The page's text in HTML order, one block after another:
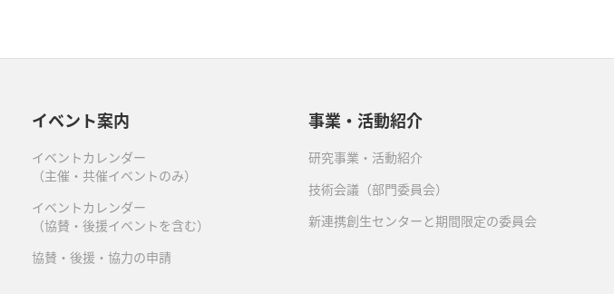
イベント案内
イベントカレンダー
（主催・共催イベントのみ）
イベントカレンダー
（協賛・後援イベントを含む）
協賛・後援・協力の申請
事業・活動紹介
研究事業・活動紹介
技術会議（部門委員会）
新連携創生センターと期間限定の委員会